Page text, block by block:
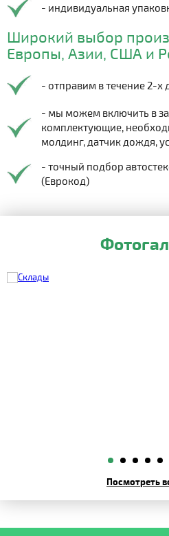
- индивидуальная
Широкий выбор
Европы, Азии, США и
- отправим в течение 2-х
- мы можем включить в
комплектующие,
молдинг, датчик дождя,
- точный подбор
(Еврокод)
Посмотреть